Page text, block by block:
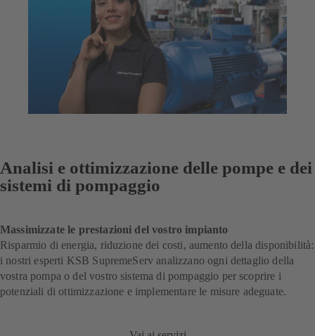
Analisi e ottimizzazione delle pompe e dei
sistemi di pompaggio
Massimizzate le prestazioni del vostro impianto
Risparmio di energia, riduzione dei costi, aumento della disponibilità:
i nostri esperti KSB SupremeServ analizzano ogni dettaglio della
vostra pompa o del vostro sistema di pompaggio per scoprire i
potenziali di ottimizzazione e implementare le misure adeguate.